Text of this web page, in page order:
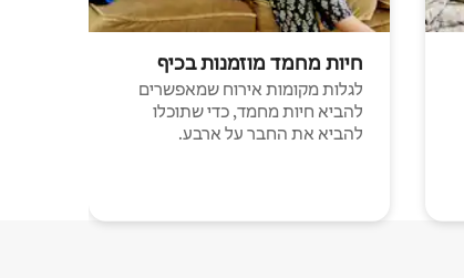
חיות מחמד מוזמנות בכיף
לגלות מקומות אירוח שמאפשרים
להביא חיות מחמד, כדי שתוכלו
להביא את החבר על ארבע.